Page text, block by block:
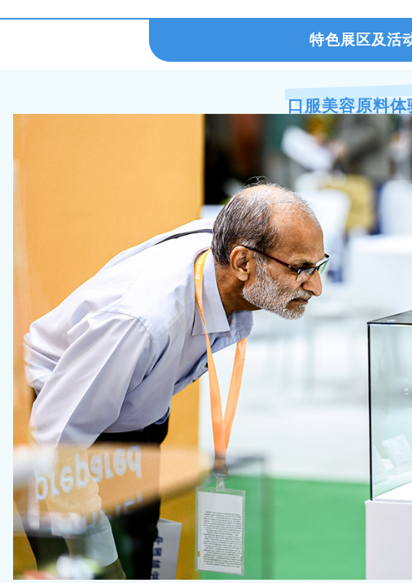
特色展区及活
口服美容原料体